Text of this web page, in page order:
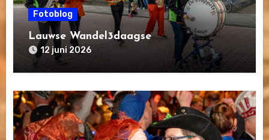
Fotoblog
Lauwse Wandel3daagse
12 juni 2026